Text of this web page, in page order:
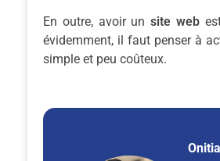
En outre, avoir unsite web
évidemment, il faut penser à
simple et peu coûteux.